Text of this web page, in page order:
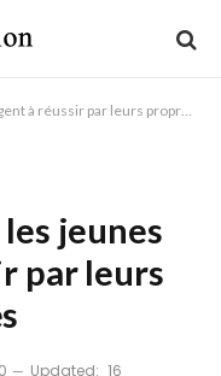
par leurs propres entreprises
les jeunes
par leurs
Updated: 16